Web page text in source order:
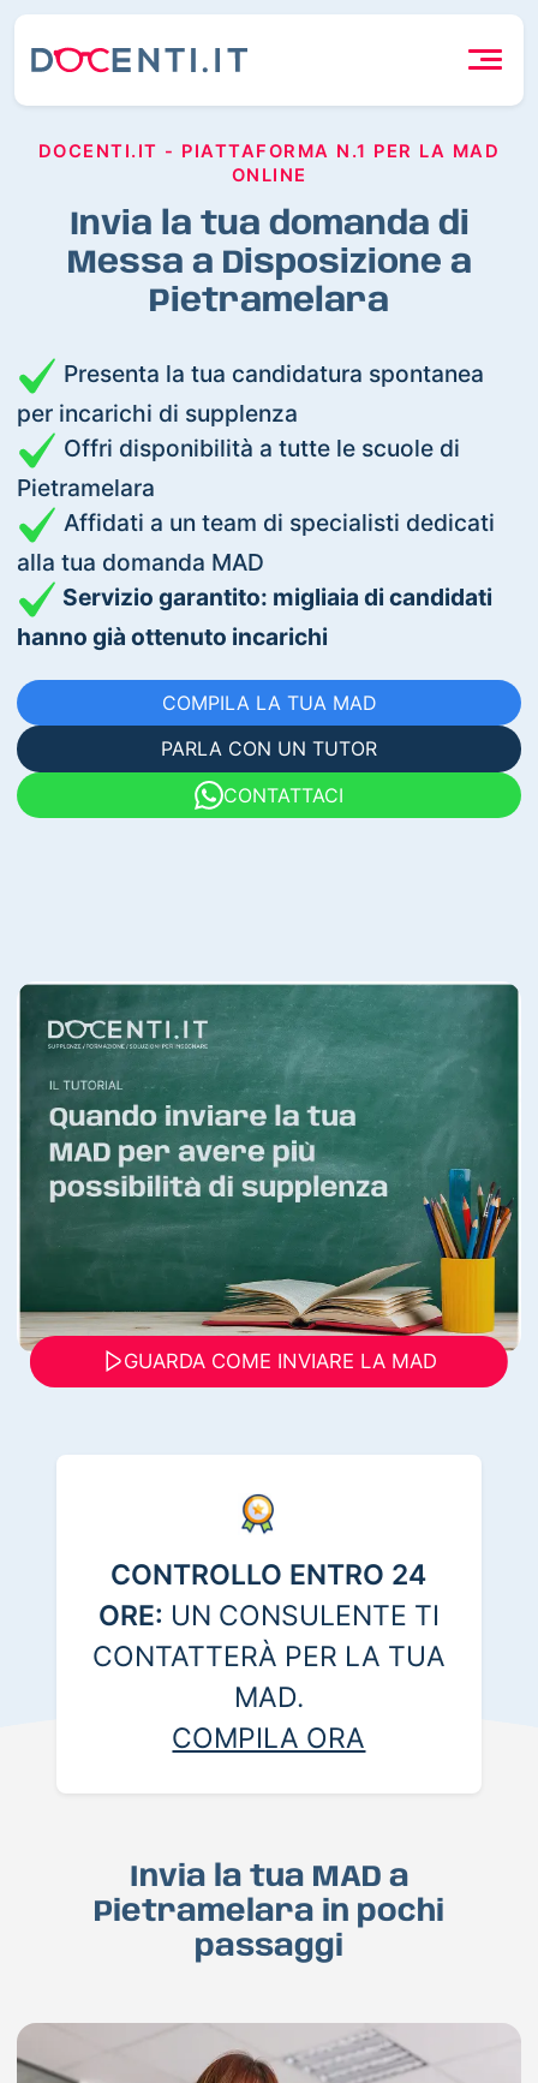
DOCENTI.IT - PIATTAFORMA N.1 PER LA MAD
ONLINE
Invia la tua domanda di
Messa a Disposizione a
Pietramelara
Presenta la tua candidatura spontanea
per incarichi di supplenza
Offri disponibilità a tutte le scuole di
Pietramelara
Affidati a un team di specialisti dedicati
alla tua domanda MAD
Servizio garantito: migliaia di candidati
hanno già ottenuto incarichi
COMPILA LA TUA MAD
PARLA CON UN TUTOR
CONTATTACI
GUARDA COME INVIARE LA MAD
CONTROLLO ENTRO 24
ORE: UN CONSULENTE TI
CONTATTERÀ PER LA TUA
MAD.
COMPILA ORA
Invia la tua MAD a
Pietramelara in pochi
passaggi